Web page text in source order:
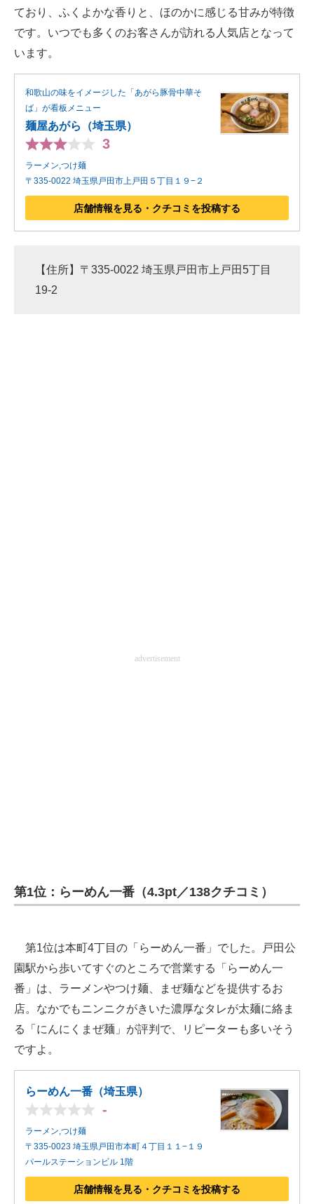
ており、ふくよかな香りと、ほのかに感じる甘みが特徴
です。いつでも多くのお客さんが訪れる人気店となって
います。
和歌山の味をイメージした「あがら豚骨中華そ
ば」が看板メニュー
麺屋あがら（埼玉県）
3
ラーメン,つけ麺
〒335-0022 埼玉県戸田市上戸田５丁目１９−２
店舗情報を見る・クチコミを投稿する
【住所】〒335-0022 埼玉県戸田市上戸田5丁目
19-2
advertisement
第1位：らーめん一番（4.3pt／138クチコミ）
第1位は本町4丁目の「らーめん一番」でした。戸田公
園駅から歩いてすぐのところで営業する「らーめん一
番」は、ラーメンやつけ麺、まぜ麺などを提供するお
店。なかでもニンニクがきいた濃厚なタレが太麺に絡ま
る「にんにくまぜ麺」が評判で、リピーターも多いそう
ですよ。
らーめん一番（埼玉県）
-
ラーメン,つけ麺
〒335-0023 埼玉県戸田市本町４丁目１１−１９
パールステーションビル 1階
店舗情報を見る・クチコミを投稿する